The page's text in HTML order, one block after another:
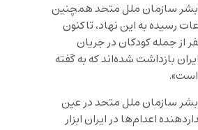
سازمان ملل متحد همچنین
رسیده به این نهاد، تاکنون
از جمله کودکان در جریان
بازداشت شده‌اند که به گفته
است».
سازمان ملل متحد در عین
اعدام‌ها در ایران ابزار